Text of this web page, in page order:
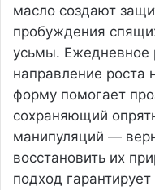
масло создают
пробуждения
усьмы. Ежедневное
направление роста
форму помогает
сохраняющий
манипуляций —
восстановить их
подход